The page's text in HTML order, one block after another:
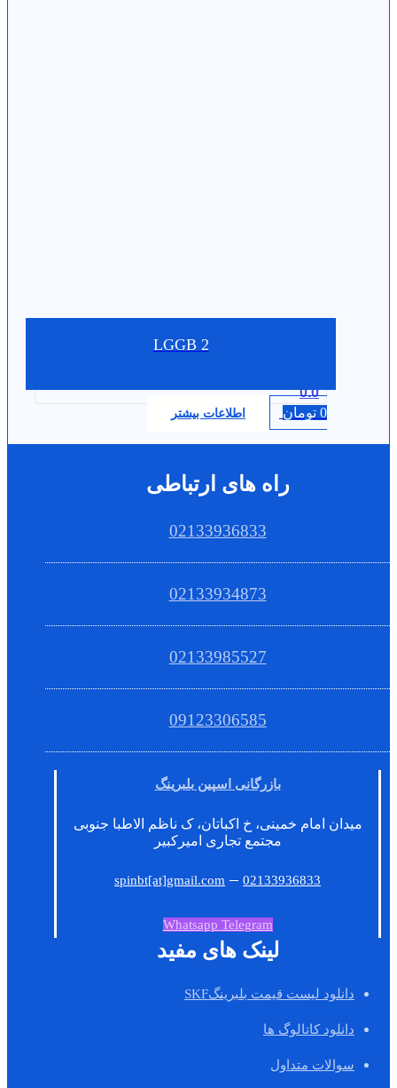
LGGB 2
0.0
0 تومان اطلاعات بیشتر
راه های ارتباطی
02133936833
02133934873
02133985527
09123306585
بازرگانی اسپین بلبرینگ
میدان امام خمینی، خ اکباتان، ک ناظم الاطبا جنوبی
مجتمع تجاری امیرکبیر
spinbt[at]gmail.com –02133936833
Whatsapp Telegram
لینک های مفید
دانلود لیست قیمت بلبرینگSKF
دانلود کاتالوگ ها
سوالات متداول